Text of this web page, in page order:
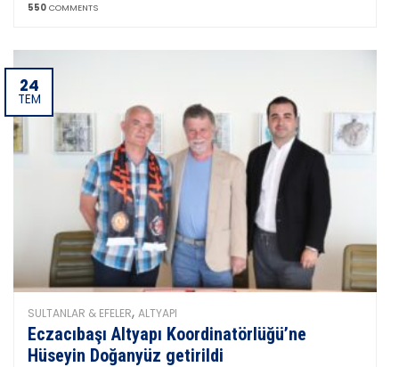
550 COMMENTS
24
TEM
SULTANLAR & EFELER, ALTYAPI
Eczacıbaşı Altyapı Koordinatörlüğü’ne
Hüseyin Doğanyüz getirildi